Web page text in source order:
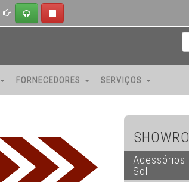
FORNECEDORES SERVIÇOS
Acessórios
Sol